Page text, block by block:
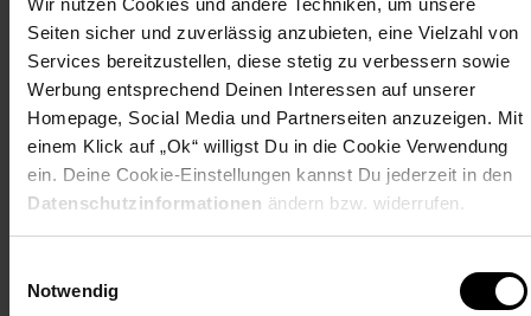
Seiten sicher und zuverlässig anzubieten, eine Vielzahl von
Services bereitzustellen, diese stetig zu verbessern sowie
Werbung entsprechend Deinen Interessen auf unserer
Homepage, Social Media und Partnerseiten anzuzeigen. Mit
einem Klick auf „Ok“ willigst Du in die Cookie Verwendung
ein. Deine Cookie-Einstellungen kannst Du jederzeit in den
Datenschutzinformationen ändern bzw. widerrufen.
Notwendig
- Schneller Versand & zuverlässiger Kundenservice
------------
*) 24 Monate Garantie/Gewährleistung - komplettes
Zubehör - mit jeder SIM-Karte nutzbar - im Zuge der
Qualitäts-&Retourenkontrolle können vereinzelte Geräte
bereits aktiviert sein! - Neuware/Lagerware/CPO vom
Hersteller/Händler
Marke: Apple Modell: iPhone 16 Plus Speicherkapazität:
128 GB Farbe: Schwarz Black Bildschirmgröße: 6,7 Zoll